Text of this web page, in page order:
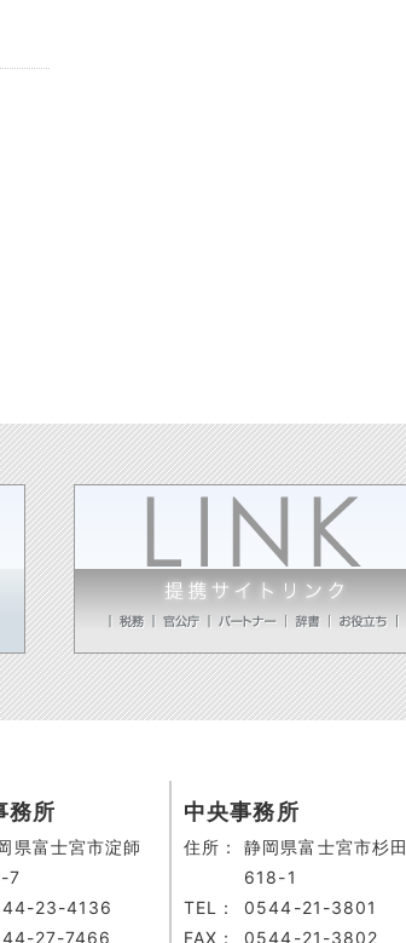
務所
県富士宮市淀師
7
23-4136
27-7466
中央事務所
住所：
静岡県富士宮市杉田
618-1
TEL：
0544-21-3801
FAX：
0544-21-3802